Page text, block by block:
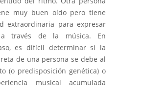
muy buen oído pero tiene
extraordinaria para expresar
a través de la música. En
es difícil determinar si la
de una persona se debe al
(o predisposición genética) o
musical acumulada